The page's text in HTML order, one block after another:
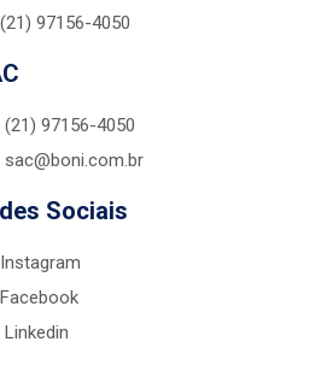
(21) 97156-4050
(21) 97156-4050
sac@boni.com.br
Sociais
Instagram
Facebook
Linkedin